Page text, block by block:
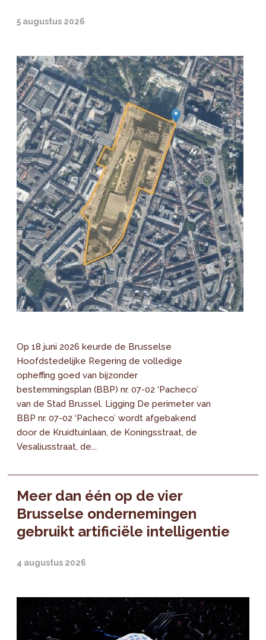
5 augustus 2026
Op 18 juni 2026 keurde de Brusselse
Hoofdstedelijke Regering de volledige
opheffing goed van bijzonder
bestemmingsplan (BBP) nr. 07-02 ‘Pacheco’
van de Stad Brussel. Ligging De perimeter van
BBP nr. 07-02 ‘Pacheco’ wordt afgebakend
door de Kruidtuinlaan, de Koningsstraat, de
Vesaliusstraat, de...
Meer dan één op de vier
Brusselse ondernemingen
gebruikt artificiële intelligentie
4 augustus 2026